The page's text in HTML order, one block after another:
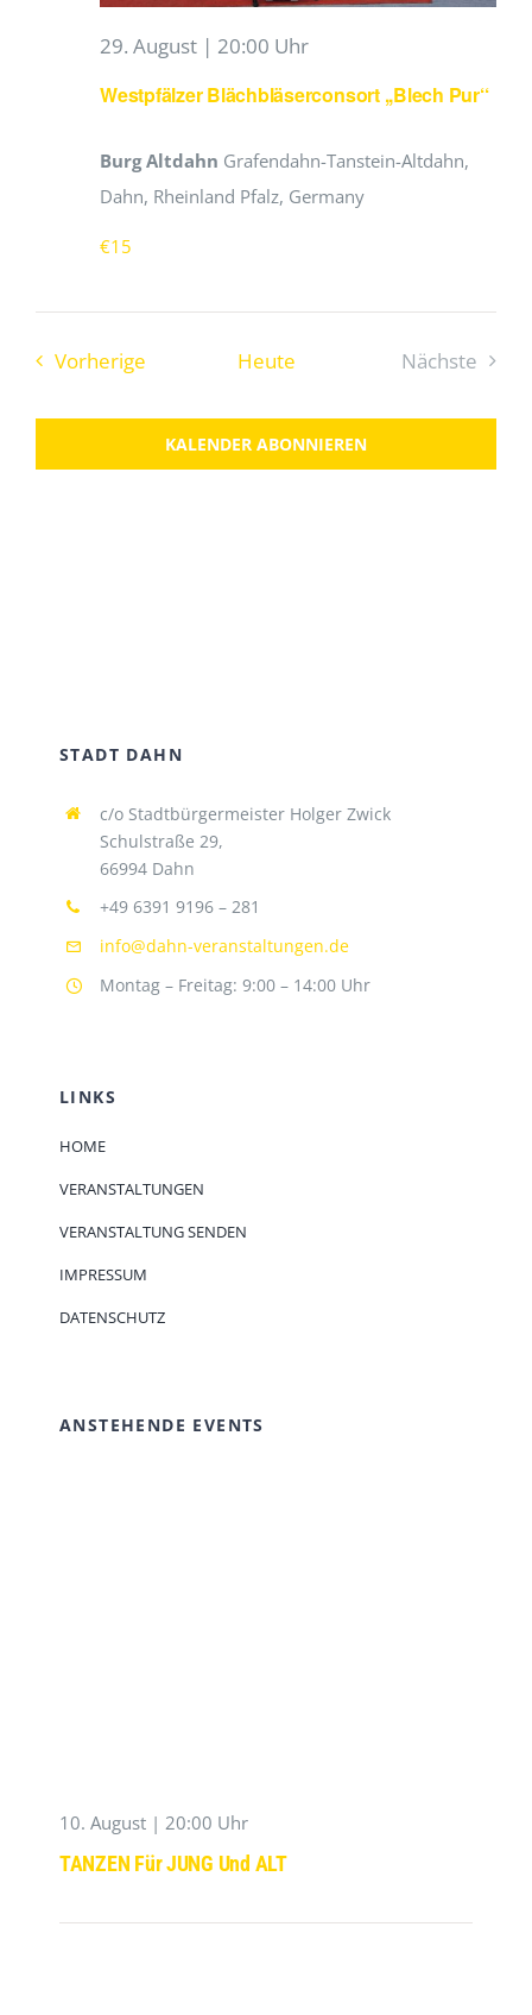
Westpfälzer Blächbläserconsort ,,Blech Pur‘‘
29. August | 20:00 Uhr
Burg Altdahn Grafendahn-Tanstein-Altdahn,
Dahn, Rheinland Pfalz, Germany
€15
VorherigeVeranstaltungen
Heute
Nächste
KALENDER ABONNIEREN
STADT DAHN
c/o Stadtbürgermeister Holger Zwick
Schulstraße 29,
66994 Dahn
+49 6391 9196 – 281
info@dahn-veranstaltungen.de
Montag – Freitag: 9:00 – 14:00 Uhr
LINKS
HOME
VERANSTALTUNGEN
VERANSTALTUNG SENDEN
IMPRESSUM
DATENSCHUTZ
ANSTEHENDE EVENTS
10. August | 20:00 Uhr
TANZEN Für JUNG Und ALT